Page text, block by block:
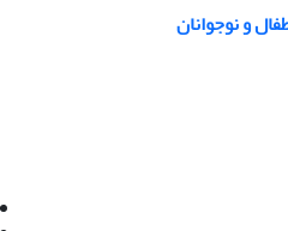
و نوجوانان